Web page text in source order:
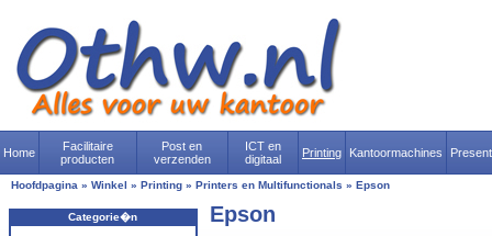
Home
Facilitaire
producten
Post en
verzenden
ICT en
digitaal
Printing Kantoormachines
Hoofdpagina » Winkel » Printing » Printers en Multifunctionals » Epson
Categorie�n Epson